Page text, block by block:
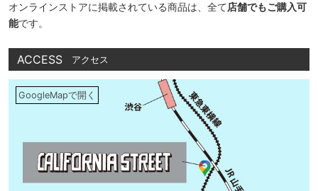
オンラインストアに掲載されている商品は、全て店舗でもご購入可
能です。
ACCESS アクセス
GoogleMapで開く